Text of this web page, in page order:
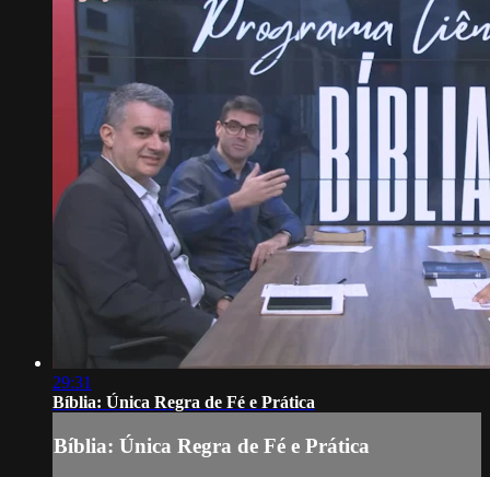
29:31
Bíblia: Única Regra de Fé e Prática
Bíblia: Única Regra de Fé e Prática